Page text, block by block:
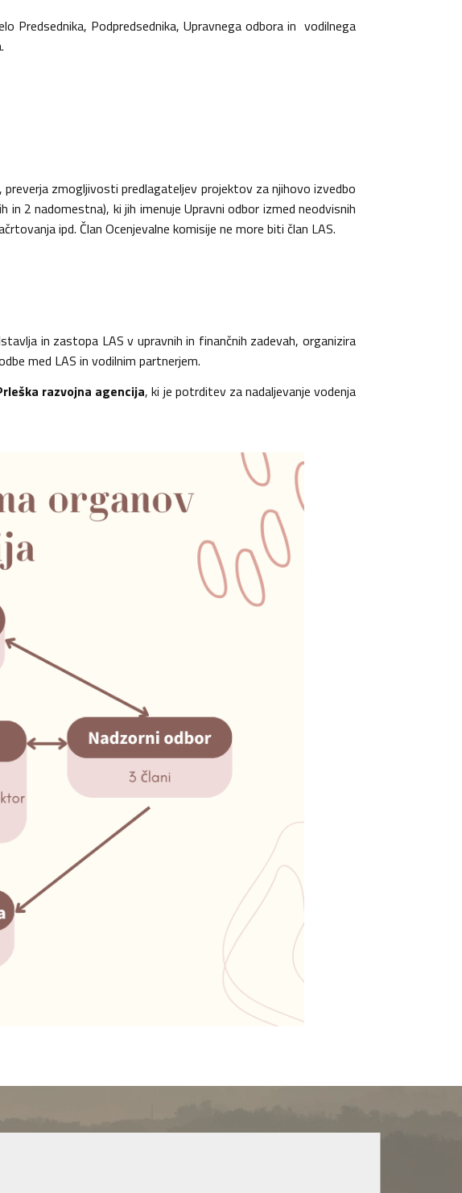
Predsednika, Podpredsednika, Upravnega odbora in vodilnega
zmogljivosti predlagateljev projektov za njihovo izvedbo
in 2 nadomestna), ki jih imenuje Upravni odbor izmed neodvisnih
ipd. Član Ocenjevalne komisije ne more biti član LAS.
in zastopa LAS v upravnih in finančnih zadevah, organizira
med LAS in vodilnim partnerjem.
razvojna agencija, ki je potrditev za nadaljevanje vodenja